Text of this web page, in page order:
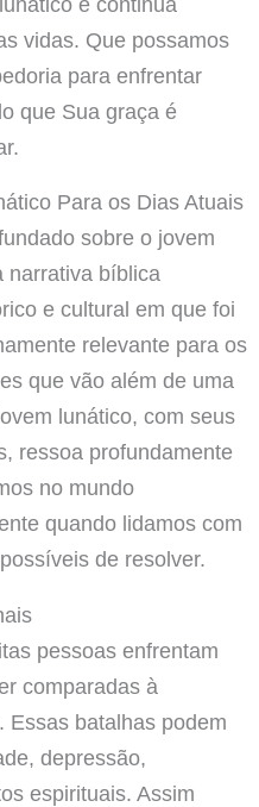
vidas. Que possamos
para enfrentar
que Sua graça é
Para os Dias Atuais
sobre o jovem
narrativa bíblica
e cultural em que foi
relevante para os
que vão além de uma
lunático, com seus
ressoa profundamente
no mundo
quando lidamos com
de resolver.
pessoas enfrentam
comparadas à
Essas batalhas podem
depressão,
espirituais. Assim